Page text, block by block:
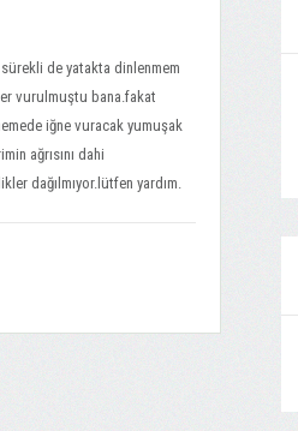
de yatakta dinlenmem
vurulmuştu bana.fakat
iğne vuracak yumuşak
ağrısını dahi
dağılmıyor.lütfen yardım.